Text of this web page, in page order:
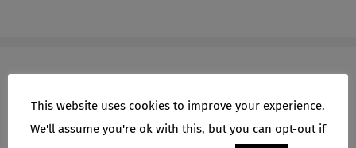
ARCHIVI
This website uses cookies to improve your experience.
We'll assume you're ok with this, but you can opt-out if